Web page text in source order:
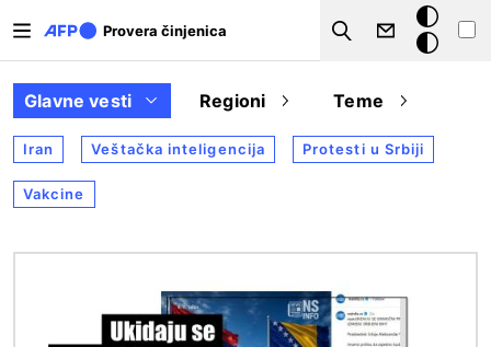
Provera činjenica
Search
Tamna
pozadina
Glavne vesti Regioni Teme
Iran Veštačka inteligencija Protesti u Srbiji
Vakcine